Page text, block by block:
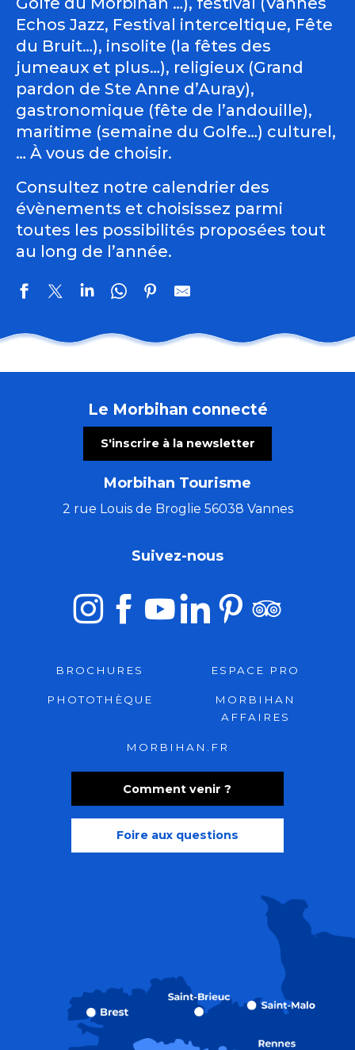
Echos Jazz, Festival interceltique, Fête
du Bruit…), insolite (la fêtes des
jumeaux et plus…), religieux (Grand
pardon de Ste Anne d’Auray),
gastronomique (fête de l’andouille),
maritime (semaine du Golfe…) culturel,
… À vous de choisir.
Consultez notre calendrier des
évènements et choisissez parmi
toutes les possibilités proposées tout
au long de l’année.
Les Virtuoses de Chambre de Cologne
Atelier créatif avec Cécile White - Leporello (livre
Ploërmel sur les pas du Dragon
Visite commentée de l'exposition temporaire
Concert Alma Criola
Concert de Christophe Guillemot - harpiste luthier
Art Péros – Dark Swallows
Le Morbihan connecté
S'inscrire à la newsletter
Morbihan Tourisme
2 rue Louis de Broglie 56038 Vannes
Comment venir ?
Foire aux questions
Suivez-nous
BROCHURES ESPACE PRO
PHOTOTHÈQUE
MORBIHAN
AFFAIRES
MORBIHAN.FR